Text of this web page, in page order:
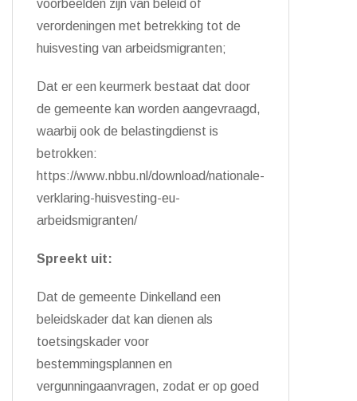
voorbeelden zijn van beleid of
verordeningen met betrekking tot de
huisvesting van arbeidsmigranten;
Dat er een keurmerk bestaat dat door
de gemeente kan worden aangevraagd,
waarbij ook de belastingdienst is
betrokken:
https://www.nbbu.nl/download/nationale-
verklaring-huisvesting-eu-
arbeidsmigranten/
Spreekt uit:
Dat de gemeente Dinkelland een
beleidskader dat kan dienen als
toetsingskader voor
bestemmingsplannen en
vergunningaanvragen, zodat er op goed